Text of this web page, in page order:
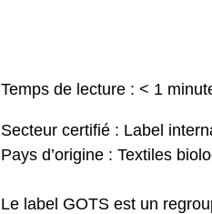
Temps de lecture : < 1
Secteur certifié : Label
Pays d’origine : Textiles
Le label GOTS est un